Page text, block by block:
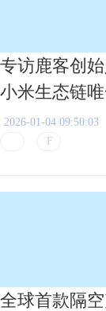
专访鹿客创
小米生态链
2026-01-04 09:50:03
全球首款隔